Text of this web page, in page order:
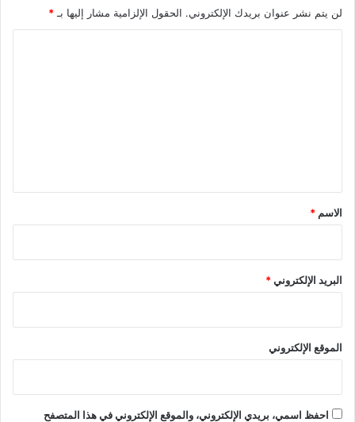
ت
لن يتم نشر عنوان بريدك الإلكتروني. الحقول الإلزامية مشار إليها بـ *
*
الاسم *
البريد الإلكتروني*
الموقع الإلكتروني
احفظ اسمي، بريدي الإلكتروني، والموقع الإلكتروني في هذا المتصفح